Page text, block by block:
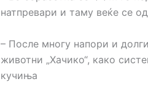
натпревари и таму веќе се
– После многу напори и
животни „Хачико“, како
кучиња